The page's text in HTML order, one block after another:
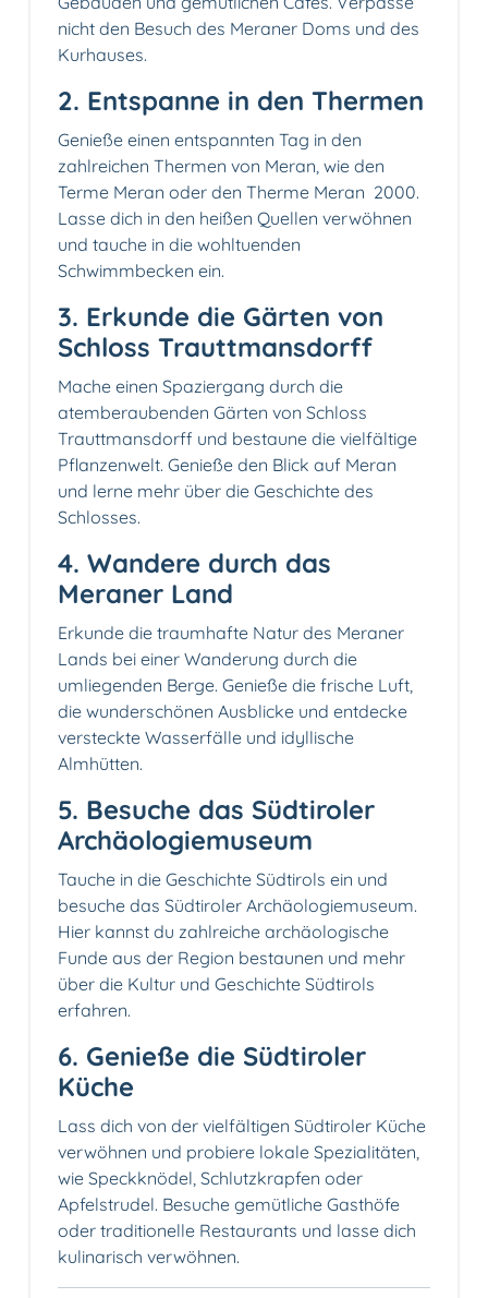
nicht den Besuch des Meraner Doms und des
Kurhauses.
2. Entspanne in den Thermen
Genieße einen entspannten Tag in den
zahlreichen Thermen von Meran, wie den
Terme Meran oder den Therme Meran 2000.
Lasse dich in den heißen Quellen verwöhnen
und tauche in die wohltuenden
Schwimmbecken ein.
3. Erkunde die Gärten von
Schloss Trauttmansdorff
Mache einen Spaziergang durch die
atemberaubenden Gärten von Schloss
Trauttmansdorff und bestaune die vielfältige
Pflanzenwelt. Genieße den Blick auf Meran
und lerne mehr über die Geschichte des
Schlosses.
4. Wandere durch das
Meraner Land
Erkunde die traumhafte Natur des Meraner
Lands bei einer Wanderung durch die
umliegenden Berge. Genieße die frische Luft,
die wunderschönen Ausblicke und entdecke
versteckte Wasserfälle und idyllische
Almhütten.
5. Besuche das Südtiroler
Archäologiemuseum
Tauche in die Geschichte Südtirols ein und
besuche das Südtiroler Archäologiemuseum.
Hier kannst du zahlreiche archäologische
Funde aus der Region bestaunen und mehr
über die Kultur und Geschichte Südtirols
erfahren.
6. Genieße die Südtiroler
Küche
Lass dich von der vielfältigen Südtiroler Küche
verwöhnen und probiere lokale Spezialitäten,
wie Speckknödel, Schlutzkrapfen oder
Apfelstrudel. Besuche gemütliche Gasthöfe
oder traditionelle Restaurants und lasse dich
kulinarisch verwöhnen.